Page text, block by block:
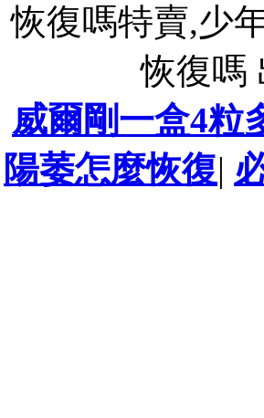
恢復嗎特賣,少
恢復嗎
威爾剛一盒4粒
陽萎怎麼恢復|